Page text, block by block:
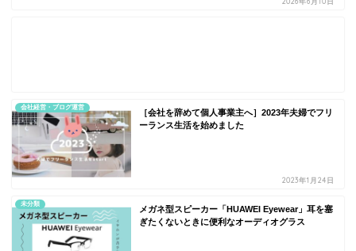
会社経営・ブログ運営
［会社を辞めて個人事業主へ］2023年夫婦でフリ
ーランス生活を始めました
2023年1月24日
未分類
メガネ型スピーカー「HUAWEI Eyewear」耳を塞
ぎたくないときに便利なオーディオグラス